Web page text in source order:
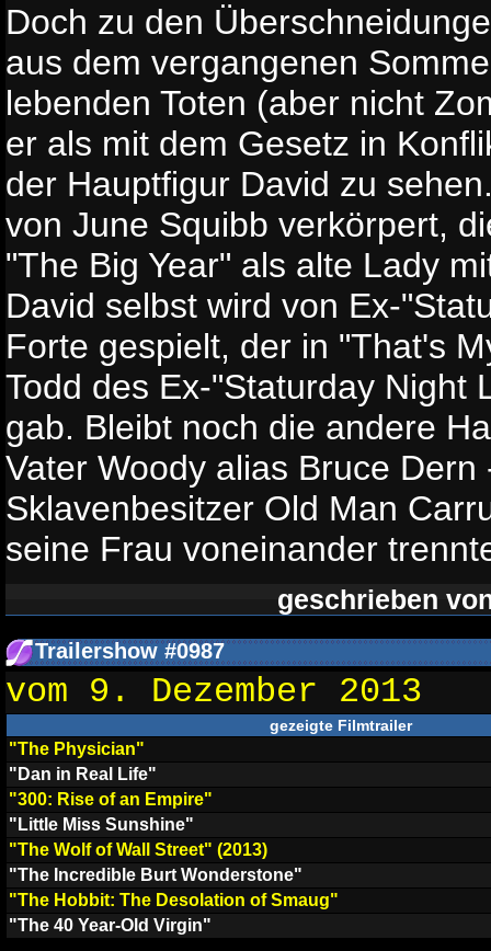
Doch zu den
aus dem vergangenen
lebenden Toten (aber nicht
er als mit dem Gesetz in
der Hauptfigur David zu
von June Squibb verkörpert,
"The Big Year" als alte Lady
David selbst wird von Ex-
Forte gespielt, der in "That's
Todd des Ex-"Staturday Night
gab. Bleibt noch die andere
Vater Woody alias Bruce
Sklavenbesitzer Old Man
seine Frau voneinander
geschrieben
Trailershow #0987
vom 9. Dezember 2013
gezeigte Filmtrailer
"The Physician"
"Dan in Real Life"
"300: Rise of an Empire"
"Little Miss Sunshine"
"The Wolf of Wall Street" (2013)
"The Incredible Burt Wonderstone"
"The Hobbit: The Desolation of Smaug"
"The 40 Year-Old Virgin"